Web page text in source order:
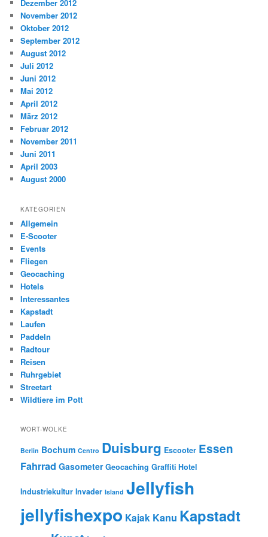
Dezember 2012
November 2012
Oktober 2012
September 2012
August 2012
Juli 2012
Juni 2012
Mai 2012
April 2012
März 2012
Februar 2012
November 2011
Juni 2011
April 2003
August 2000
KATEGORIEN
Allgemein
E-Scooter
Events
Fliegen
Geocaching
Hotels
Interessantes
Kapstadt
Laufen
Paddeln
Radtour
Reisen
Ruhrgebiet
Streetart
Wildtiere im Pott
WORT-WOLKE
Berlin Bochum Centro Duisburg Escooter Essen
Fahrrad Gasometer Geocaching Graffiti Hotel
Industriekultur Invader Island Jellyfish
jellyfishexpo Kajak Kanu Kapstadt